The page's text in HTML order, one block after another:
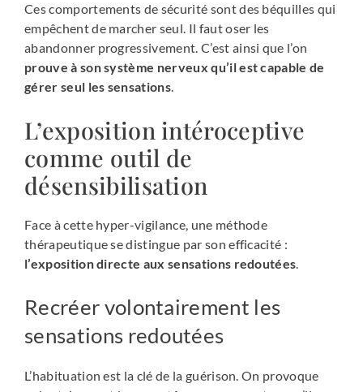
Ces comportements de sécurité sont des béquilles qui
empêchent de marcher seul. Il faut oser les
abandonner progressivement. C’est ainsi que l’on
prouve à son système nerveux qu’il est capable de
gérer seul les sensations.
L’exposition intéroceptive
comme outil de
désensibilisation
Face à cette hyper-vigilance, une méthode
thérapeutique se distingue par son efficacité :
l’exposition directe aux sensations redoutées.
Recréer volontairement les
sensations redoutées
L’habituation est la clé de la guérison. On provoque